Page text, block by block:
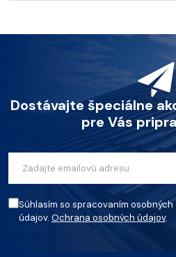
Dostávajte špeciálne
pre Vás
Súhlasím so spracovaním osobných
údajov. Ochrana osobných údajov.